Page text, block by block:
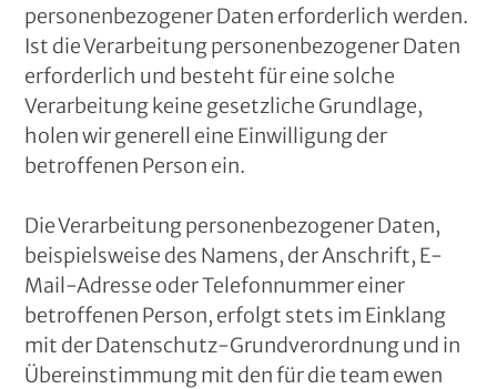
personenbezogener Daten erforderlich werden.
Ist die Verarbeitung personenbezogener Daten
erforderlich und besteht für eine solche
Verarbeitung keine gesetzliche Grundlage,
holen wir generell eine Einwilligung der
betroffenen Person ein.
Die Verarbeitung personenbezogener Daten,
beispielsweise des Namens, der Anschrift, E-
Mail-Adresse oder Telefonnummer einer
betroffenen Person, erfolgt stets im Einklang
mit der Datenschutz-Grundverordnung und in
Übereinstimmung mit den für die team ewen